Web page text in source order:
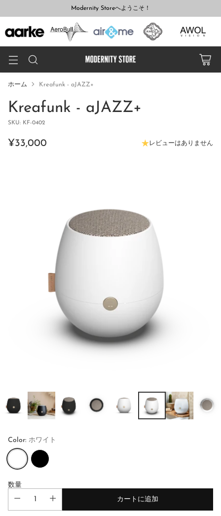
Modernity Storeへようこそ！
ホーム Kreafunk - aJAZZ+
Kreafunk - aJAZZ+
SKU: KF-0402
¥33,000 レビューはありません
Color: ホワイト
数量
カートに追加